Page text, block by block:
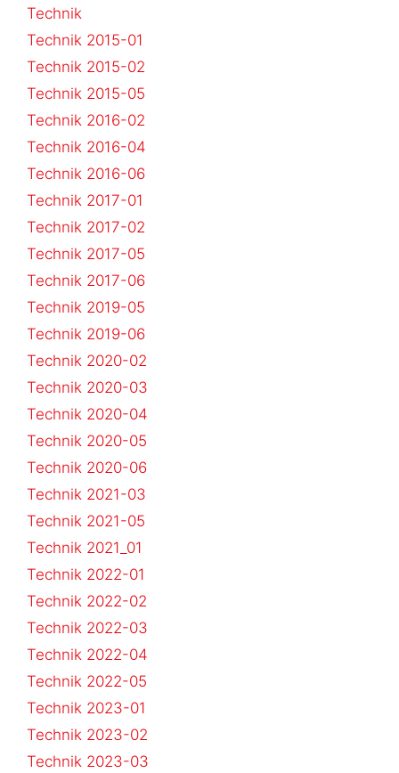
Technik
Technik 2015-01
Technik 2015-02
Technik 2015-05
Technik 2016-02
Technik 2016-04
Technik 2016-06
Technik 2017-01
Technik 2017-02
Technik 2017-05
Technik 2017-06
Technik 2019-05
Technik 2019-06
Technik 2020-02
Technik 2020-03
Technik 2020-04
Technik 2020-05
Technik 2020-06
Technik 2021-03
Technik 2021-05
Technik 2021_01
Technik 2022-01
Technik 2022-02
Technik 2022-03
Technik 2022-04
Technik 2022-05
Technik 2023-01
Technik 2023-02
Technik 2023-03